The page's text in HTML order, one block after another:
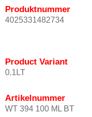
Produktnummer
4025331482734
Product Variant
0.1LT
Artikelnummer
WT 394 100 ML BT